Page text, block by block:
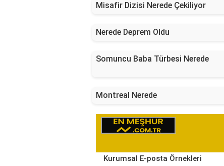
Misafir Dizisi Nerede Çekiliyor
Nerede Deprem Oldu
Somuncu Baba Türbesi Nerede
Montreal Nerede
Kurumsal E-posta Örnekleri